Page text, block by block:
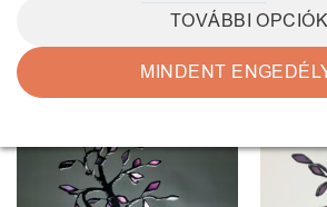
TOVÁBBI OPCIÓK
MINDENT
Kedvencekhez